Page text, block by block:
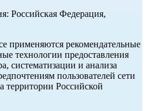
Российская Федерация,
применяются рекомендательные
технологии предоставления
систематизации и анализа
пользователей сети
территории Российской